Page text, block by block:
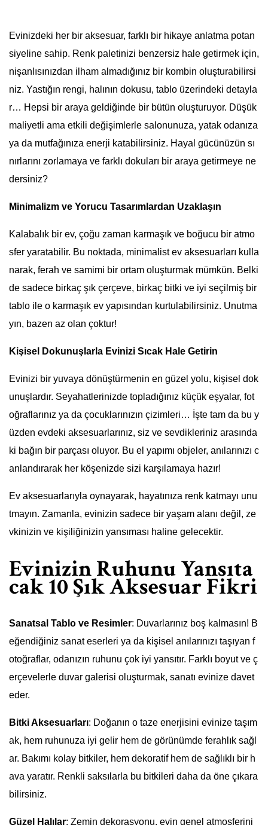
Evinizdeki her bir aksesuar, farklı bir hikaye anlatma potan
siyeline sahip. Renk paletinizi benzersiz hale getirmek için,
nişanlısınızdan ilham almadığınız bir kombin oluşturabilirsi
niz. Yastığın rengi, halının dokusu, tablo üzerindeki detayla
r… Hepsi bir araya geldiğinde bir bütün oluşturuyor. Düşük
maliyetli ama etkili değişimlerle salonunuza, yatak odanıza
ya da mutfağınıza enerji katabilirsiniz. Hayal gücünüzün sı
nırlarını zorlamaya ve farklı dokuları bir araya getirmeye ne
dersiniz?
Minimalizm ve Yorucu Tasarımlardan Uzaklaşın
Kalabalık bir ev, çoğu zaman karmaşık ve boğucu bir atmo
sfer yaratabilir. Bu noktada, minimalist ev aksesuarları kulla
narak, ferah ve samimi bir ortam oluşturmak mümkün. Belki
de sadece birkaç şık çerçeve, birkaç bitki ve iyi seçilmiş bir
tablo ile o karmaşık ev yapısından kurtulabilirsiniz. Unutma
yın, bazen az olan çoktur!
Kişisel Dokunuşlarla Evinizi Sıcak Hale Getirin
Evinizi bir yuvaya dönüştürmenin en güzel yolu, kişisel dok
unuşlardır. Seyahatlerinizde topladığınız küçük eşyalar, fot
oğraflarınız ya da çocuklarınızın çizimleri… İşte tam da bu y
üzden evdeki aksesuarlarınız, siz ve sevdikleriniz arasında
ki bağın bir parçası oluyor. Bu el yapımı objeler, anılarınızı c
anlandırarak her köşenizde sizi karşılamaya hazır!
Ev aksesuarlarıyla oynayarak, hayatınıza renk katmayı unu
tmayın. Zamanla, evinizin sadece bir yaşam alanı değil, ze
vkinizin ve kişiliğinizin yansıması haline gelecektir.
Evinizin Ruhunu Yansıta
cak 10 Şık Aksesuar Fikri
Sanatsal Tablo ve Resimler: Duvarlarınız boş kalmasın! B
eğendiğiniz sanat eserleri ya da kişisel anılarınızı taşıyan f
otoğraflar, odanızın ruhunu çok iyi yansıtır. Farklı boyut ve ç
erçevelerle duvar galerisi oluşturmak, sanatı evinize davet
eder.
Bitki Aksesuarları: Doğanın o taze enerjisini evinize taşım
ak, hem ruhunuza iyi gelir hem de görünümde ferahlık sağl
ar. Bakımı kolay bitkiler, hem dekoratif hem de sağlıklı bir h
ava yaratır. Renkli saksılarla bu bitkileri daha da öne çıkara
bilirsiniz.
Güzel Halılar: Zemin dekorasyonu, evin genel atmosferini